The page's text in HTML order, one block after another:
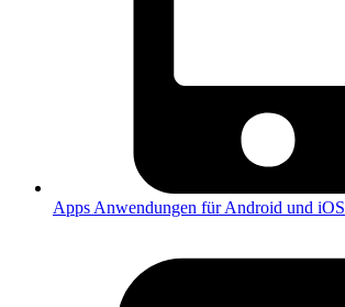
Apps Anwendungen für Android und iOS